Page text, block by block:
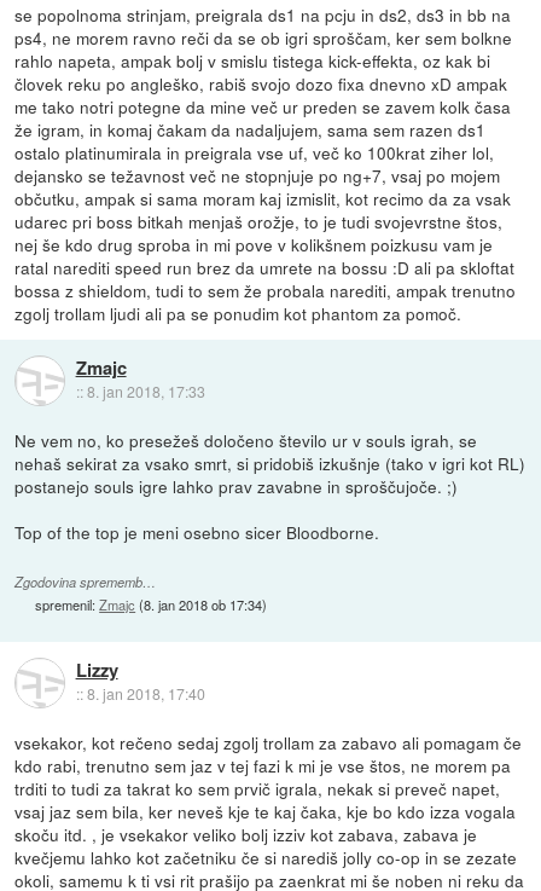
se popolnoma strinjam, preigrala ds1 na pcju in ds2, ds3 in bb na
ps4, ne morem ravno reči da se ob igri sproščam, ker sem bolkne
rahlo napeta, ampak bolj v smislu tistega kick-effekta, oz kak bi
človek reku po angleško, rabiš svojo dozo fixa dnevno xD ampak
me tako notri potegne da mine več ur preden se zavem kolk časa
že igram, in komaj čakam da nadaljujem, sama sem razen ds1
ostalo platinumirala in preigrala vse uf, več ko 100krat ziher lol,
dejansko se težavnost več ne stopnjuje po ng+7, vsaj po mojem
občutku, ampak si sama moram kaj izmislit, kot recimo da za vsak
udarec pri boss bitkah menjaš orožje, to je tudi svojevrstne štos,
nej še kdo drug sproba in mi pove v kolikšnem poizkusu vam je
ratal narediti speed run brez da umrete na bossu :D ali pa skloftat
bossa z shieldom, tudi to sem že probala narediti, ampak trenutno
zgolj trollam ljudi ali pa se ponudim kot phantom za pomoč.
Zmajc
::8. jan 2018, 17:33
Ne vem no, ko presežeš določeno število ur v souls igrah, se
nehaš sekirat za vsako smrt, si pridobiš izkušnje (tako v igri kot RL)
postanejo souls igre lahko prav zavabne in sproščujoče. ;)
Top of the top je meni osebno sicer Bloodborne.
Zgodovina sprememb…
spremenil:Zmajc (8. jan 2018 ob 17:34)
Lizzy
::8. jan 2018, 17:40
vsekakor, kot rečeno sedaj zgolj trollam za zabavo ali pomagam če
kdo rabi, trenutno sem jaz v tej fazi k mi je vse štos, ne morem pa
trditi to tudi za takrat ko sem prvič igrala, nekak si preveč napet,
vsaj jaz sem bila, ker neveš kje te kaj čaka, kje bo kdo izza vogala
skoču itd. , je vsekakor veliko bolj izziv kot zabava, zabava je
kvečjemu lahko kot začetniku če si narediš jolly co-op in se zezate
okoli, samemu k ti vsi rit prašijo pa zaenkrat mi še noben ni reku da